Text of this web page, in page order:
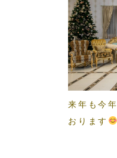
来年も今
おります